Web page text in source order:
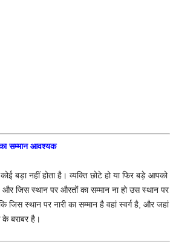
सम्मान आवश्यक
बड़ा नहीं होता है। व्यक्ति छोटे हो या फिर बड़े आपको
और जिस स्थान पर औरतों का सम्मान ना हो उस स्थान पर
जिस स्थान पर नारी का सम्मान है वहां स्वर्ग है, और जहां
के बराबर है।